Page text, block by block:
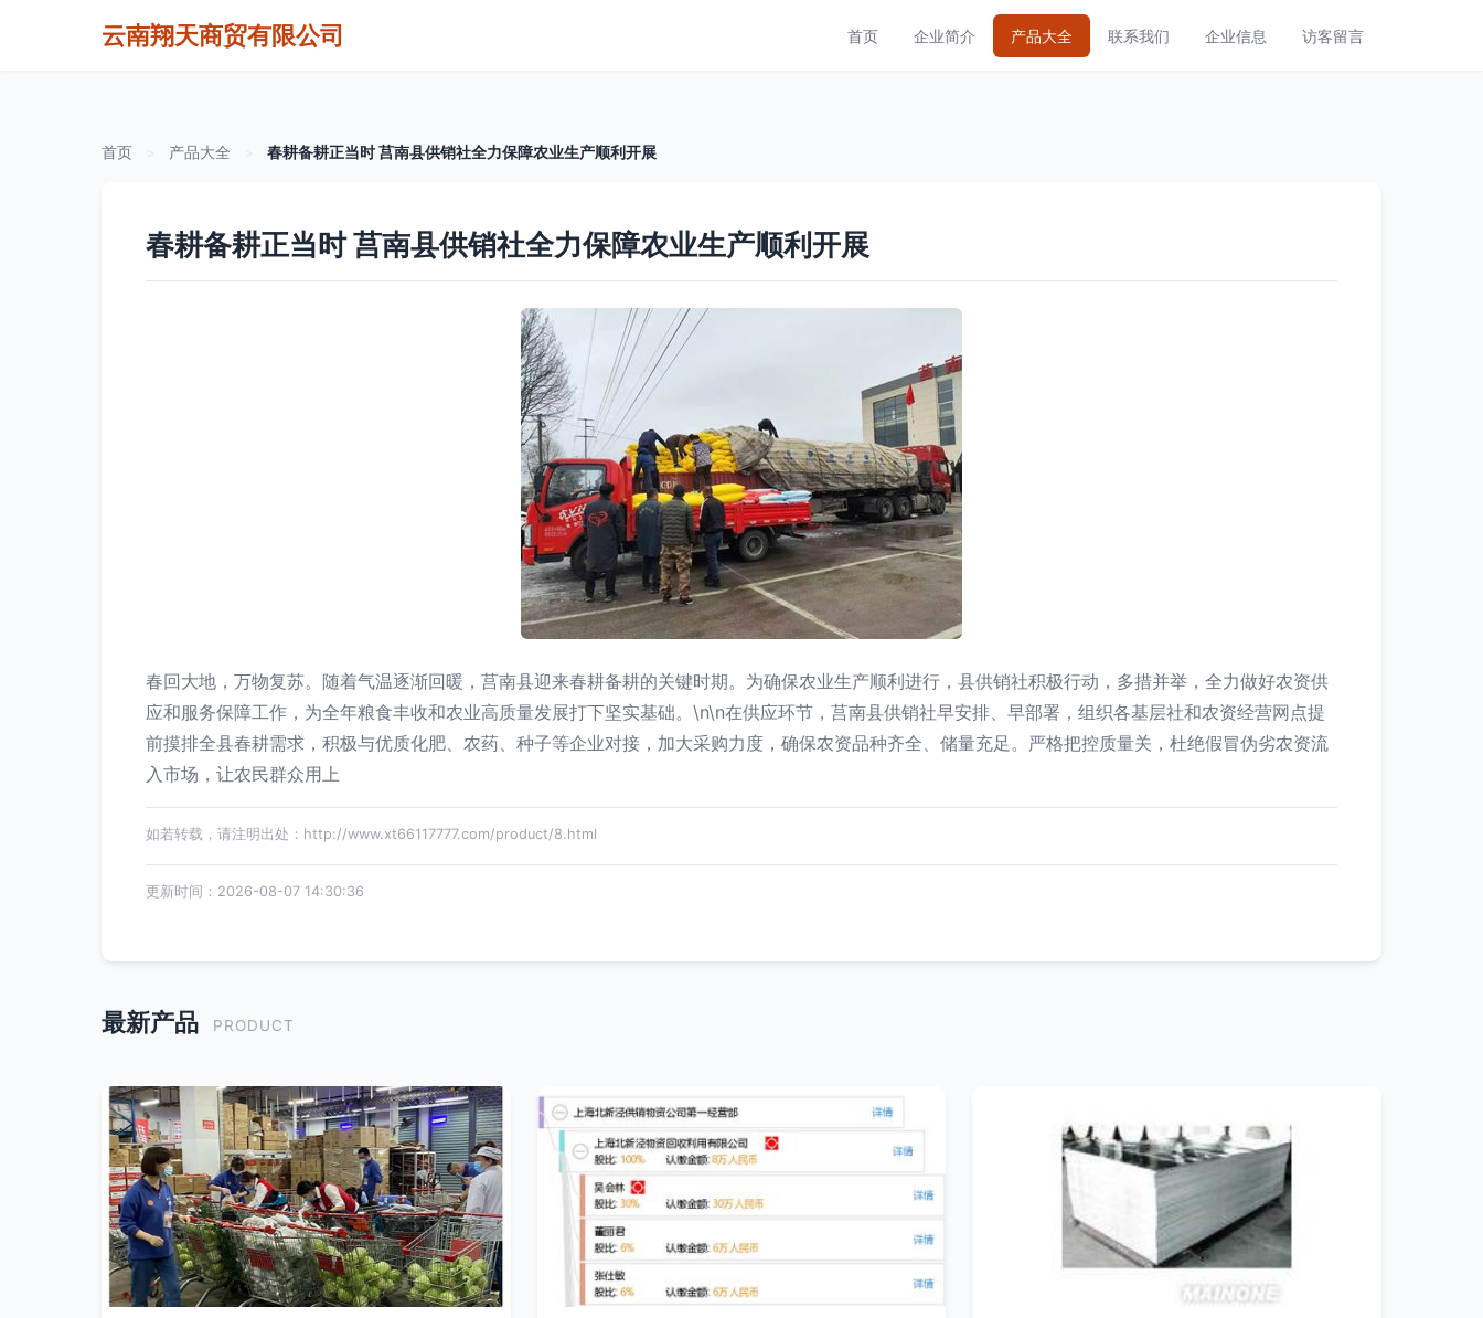
云南翔天商贸有限公司 首页 企业简介 产品大全 联系我们 企业信息 访客留言
首页 产品大全 春耕备耕正当时 莒南县供销社全力保障农业生产顺利开展
春耕备耕正当时 莒南县供销社全力保障农业生产顺利开展
春回大地，万物复苏。随着气温逐渐回暖，莒南县迎来春耕备耕的关键时期。为确保农业生产顺利进行，县供销社积极行动，多措并举，全力做好农资供
应和服务保障工作，为全年粮食丰收和农业高质量发展打下坚实基础。\n\n在供应环节，莒南县供销社早安排、早部署，组织各基层社和农资经营网点提
前摸排全县春耕需求，积极与优质化肥、农药、种子等企业对接，加大采购力度，确保农资品种齐全、储量充足。严格把控质量关，杜绝假冒伪劣农资流
入市场，让农民群众用上
如若转载，请注明出处：http://www.xt66117777.com/product/8.html
更新时间：2026-08-07 14:30:36
最新产品 PRODUCT